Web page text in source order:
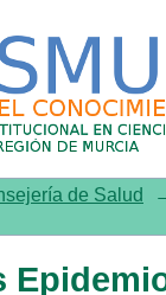
de Salud